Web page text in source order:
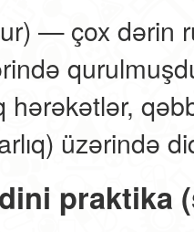
— çox dərin
hərəkətlər,
üzərində
praktika